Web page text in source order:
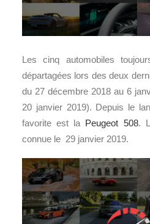
Les cinq automobiles
départagées lors des deux
du 27 décembre 2018 au 6
20 janvier 2019). Depuis le
favorite est la Peugeot 508.
connue le 29 janvier 2019.